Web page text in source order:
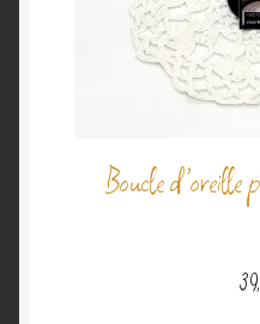
Boucle